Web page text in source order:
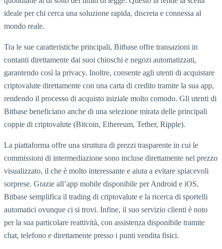
ideale per chi cerca una soluzione rapida, discreta e connessa al
mondo reale.
Tra le sue caratteristiche principali, Bitbase offre transazioni in
contanti direttamente dai suoi chioschi e negozi automatizzati,
garantendo così la privacy. Inoltre, consente agli utenti di acquistare
criptovalute direttamente con una carta di credito tramite la sua app,
rendendo il processo di acquisto iniziale molto comodo. Gli utenti di
Bitbase beneficiano anche di una selezione mirata delle principali
coppie di criptovalute (Bitcoin, Ethereum, Tether, Ripple).
La piattaforma offre una struttura di prezzi trasparente in cui le
commissioni di intermediazione sono incluse direttamente nel prezzo
visualizzato, il che è molto interessante e aiuta a evitare spiacevoli
sorprese. Grazie all’app mobile disponibile per Android e iOS,
Bitbase semplifica il trading di criptovalute e la ricerca di sportelli
automatici ovunque ci si trovi. Infine, il suo servizio clienti è noto
per la sua particolare reattività, con assistenza disponibile tramite
chat, telefono e direttamente presso i punti vendita fisici.